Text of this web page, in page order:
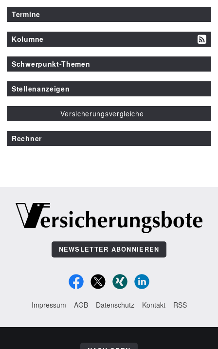
Termine
Kolumne
Schwerpunkt-Themen
Stellenanzeigen
Versicherungsvergleiche
Rechner
NEWSLETTER ABONNIEREN
Impressum AGB Datenschutz Kontakt RSS